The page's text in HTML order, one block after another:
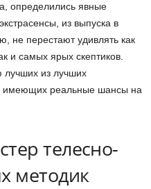
определились явные
из выпуска в
не перестают удивлять как
и самых ярых скептиков.
из лучших
имеющих реальные шансы на
телесно-
методик